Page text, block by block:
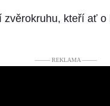
zvěrokruhu, kteří ať
––––– REKLAMA –––––